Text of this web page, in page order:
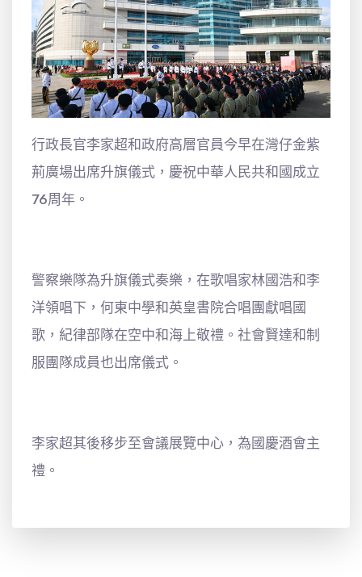
行政長官李家超和政府高層官員今早在灣仔金紫
荊廣場出席升旗儀式，慶祝中華人民共和國成立
76周年。
警察樂隊為升旗儀式奏樂，在歌唱家林國浩和李
洋領唱下，何東中學和英皇書院合唱團獻唱國
歌，紀律部隊在空中和海上敬禮。社會賢達和制
服團隊成員也出席儀式。
李家超其後移步至會議展覽中心，為國慶酒會主
禮。